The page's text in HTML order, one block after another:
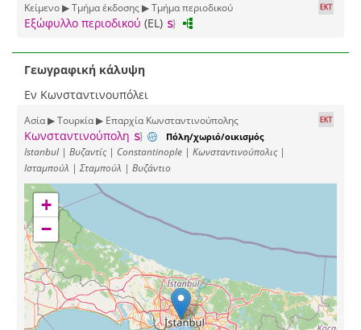
Κείμενο ▶ Τμήμα έκδοσης ▶ Τμήμα περιοδικού
Εξώφυλλο περιοδικού (EL)
Γεωγραφική κάλυψη
Εν Κωνσταντινουπόλει
Ασία ▶ Τουρκία ▶ Επαρχία Κωνσταντινούπολης
Κωνσταντινούπολη Πόλη/χωριό/οικισμός
Istanbul | Βυζαντίς | Constantinople | Κωνσταντινούπολις |
Ισταμπούλ | Σταμπούλ | Βυζάντιο
+
−